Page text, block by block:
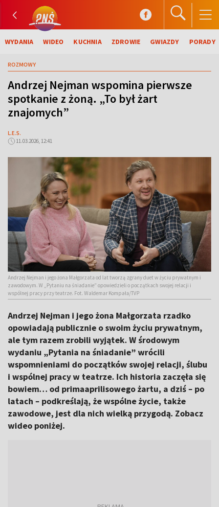
WYDANIA WIDEO KUCHNIA ZDROWIE GWIAZDY PORADY
ROZMOWY
Andrzej Nejman wspomina pierwsze
spotkanie z żoną. „To był żart
znajomych”
L.E.S.
11.03.2026, 12:41
Andrzej Nejman i jego żona Małgorzata od lat tworzą zgrany duet w życiu prywatnym i
zawodowym. W „Pytaniu na śniadanie” opowiedzieli o początkach swojej relacji i
wspólnej pracy przy teatrze. Fot. Waldemar Kompała/TVP
Andrzej Nejman i jego żona Małgorzata rzadko
opowiadają publicznie o swoim życiu prywatnym,
ale tym razem zrobili wyjątek. W środowym
wydaniu „Pytania na śniadanie” wrócili
wspomnieniami do początków swojej relacji, ślubu
i wspólnej pracy w teatrze. Ich historia zaczęła się
bowiem… od primaaprilisowego żartu, a dziś – po
latach – podkreślają, że wspólne życie, także
zawodowe, jest dla nich wielką przygodą. Zobacz
wideo poniżej.